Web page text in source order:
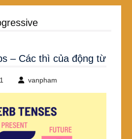
– Các thì của động từ
vanpham